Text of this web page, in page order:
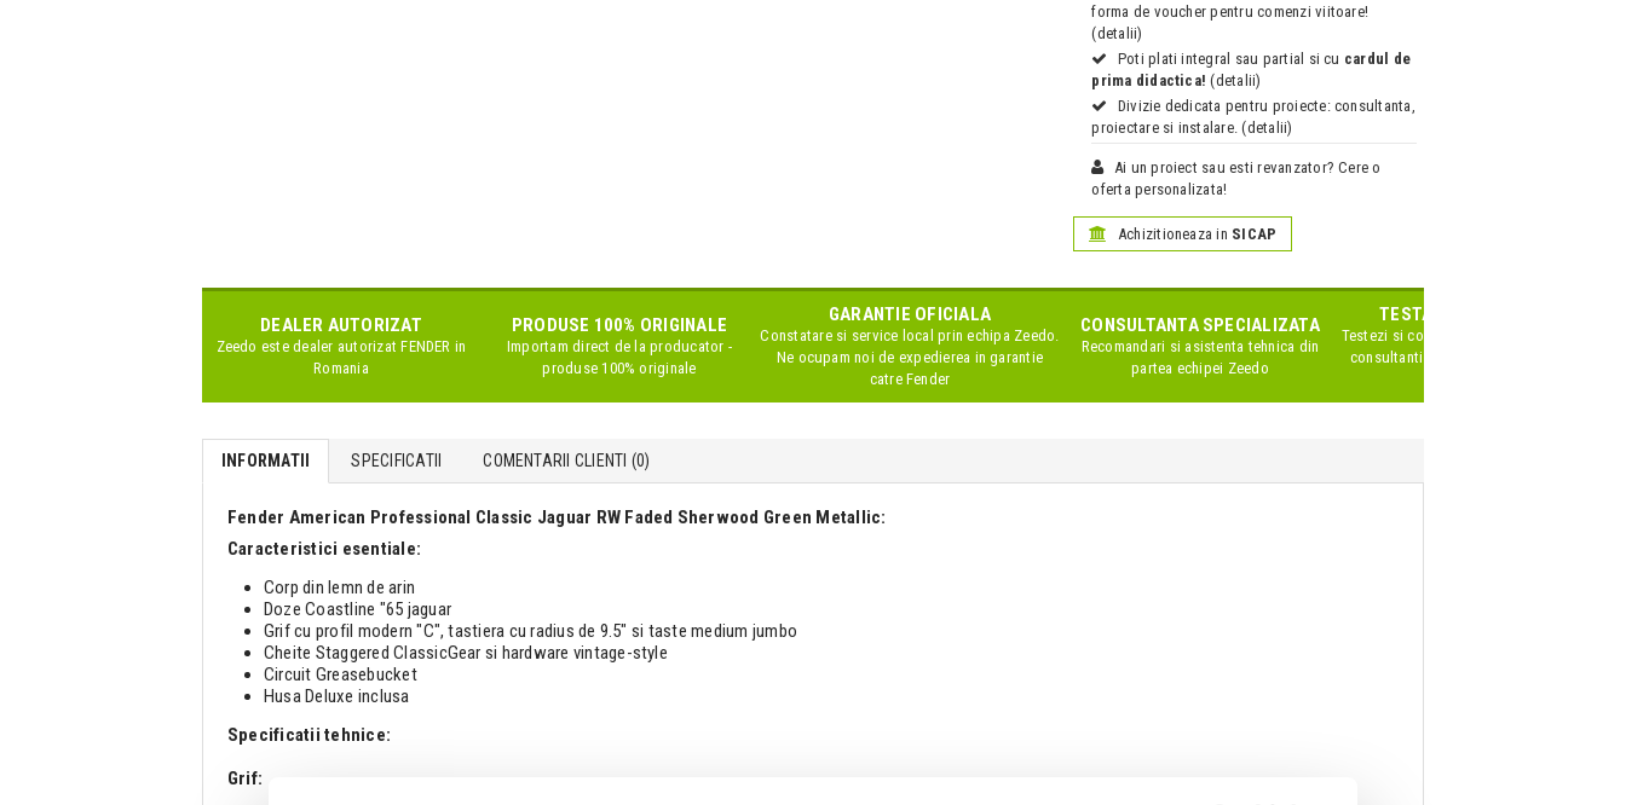
forma de voucher pentru comenzi viitoare!
(detalii)
Poti plati integral sau partial si cu cardul de
prima didactica! (detalii)
Divizie dedicata pentru proiecte: consultanta,
proiectare si instalare. (detalii)
Ai un proiect sau esti revanzator? Cere o
oferta personalizata!
Achizitioneaza in SICAP
DEALER AUTORIZAT
Zeedo este dealer autorizatFENDER in
Romania
PRODUSE 100% ORIGINALE
Importam direct de la producator -
produse 100% originale
GARANTIE OFICIALA
Constatare si service local prin echipa Zeedo.
Ne ocupam noi de expedierea in garantie
catre Fender
CONSULTANTA SPECIALIZATA
Recomandari si asistenta tehnica din
partea echipei Zeedo
TESTARE IN SHOWROOM
Testezi si compari produsele impreuna cu
consultanti Zeedo specializati pe acest
INFORMATII SPECIFICATII COMENTARII CLIENTI (0)
Fender American Professional Classic Jaguar RW Faded Sherwood Green Metallic:
Caracteristici esentiale:
Corp din lemn de arin
Doze Coastline "65 jaguar
Grif cu profil modern "C", tastiera cu radius de 9.5" si taste medium jumbo
Cheite Staggered ClassicGear si hardware vintage-style
Circuit Greasebucket
Husa Deluxe inclusa
Specificatii tehnice:
Grif: